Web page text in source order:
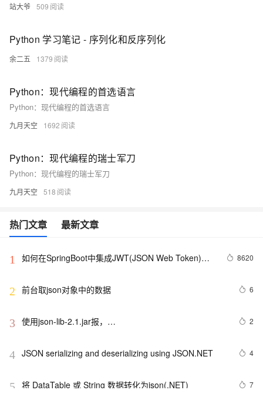
站大爷 509
Python 学习笔记 - 序列化和反序列化
余二五 1379
Python：现代编程的首选语言
Python：现代编程的首选语言
九月天空 1692
Python：现代编程的瑞士军刀
Python：现代编程的瑞士军刀
九月天空 518
热门文章 最新文章
1
如何在SpringBoot中集成JWT(JSON Web Token)鉴
8620
2 前台取json对象中的数据 6
3 使用json-lib-2.1.jar报，
member of class
2
4 JSON serializing and deserializing using JSON.NET 4
5 将 DataTable 或 String 数据转化为json(.NET) 7